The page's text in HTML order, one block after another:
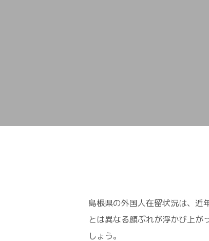
島根県の外国人在留状況は、近
とは異なる顔ぶれが浮かび上が
しょう。